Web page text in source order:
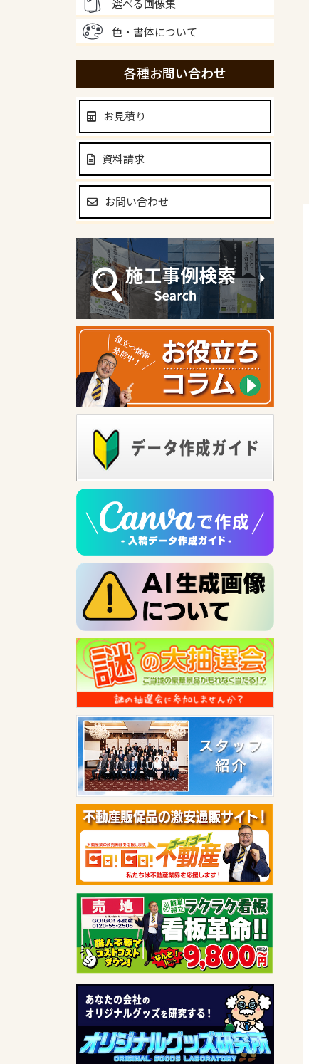
選べる画像集
色・書体について
各種お問い合わせ
お見積り
資料請求
お問い合わせ